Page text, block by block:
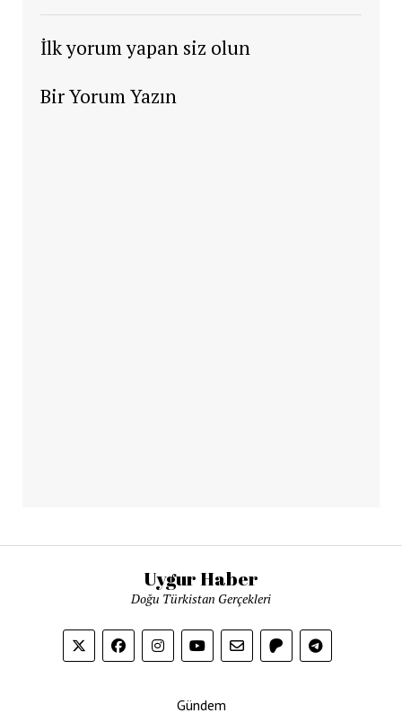
İlk yorum yapan siz olun
Bir Yorum Yazın
Uygur Haber
Doğu Türkistan Gerçekleri
Gündem